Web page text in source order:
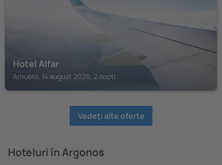
Hotel Alfar
Arnuero, 14 august 2026, 2 nopți
Vedeţi alte oferte
Hoteluri în Argonos